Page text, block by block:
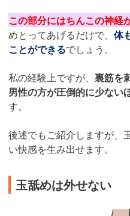
この部分にはちんこの神経
めとってあげるだけで、 体
ことができるでしょう。
私の経験上ですが、 裏筋を
男性の方が圧倒的に少ない
す。
後述でもご紹介しますが、
い快感を生み出せます。
玉舐めは外せない